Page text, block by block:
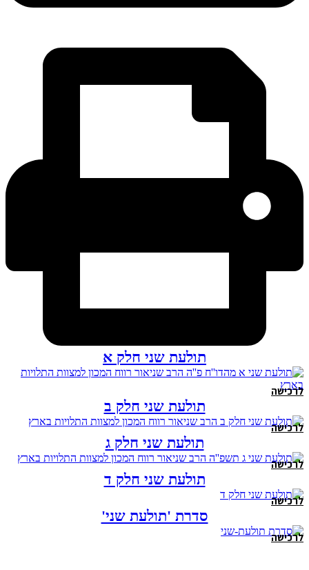
תולעת שני חלק א
לרכישה
תולעת שני חלק ב
לרכישה
תולעת שני חלק ג
לרכישה
תולעת שני חלק ד
לרכישה
סדרת 'תולעת שני'
לרכישה